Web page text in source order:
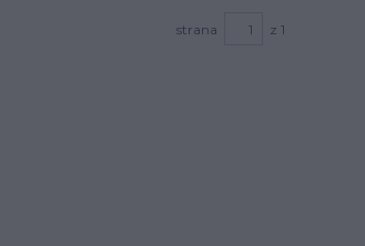
strana z 1